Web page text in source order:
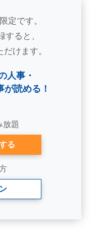
定です。
すると、
けます。
人事・
が読める！
放題
る